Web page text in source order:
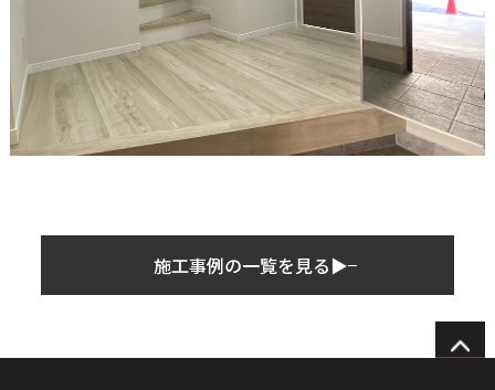
施工事例の一覧を見る▶︎